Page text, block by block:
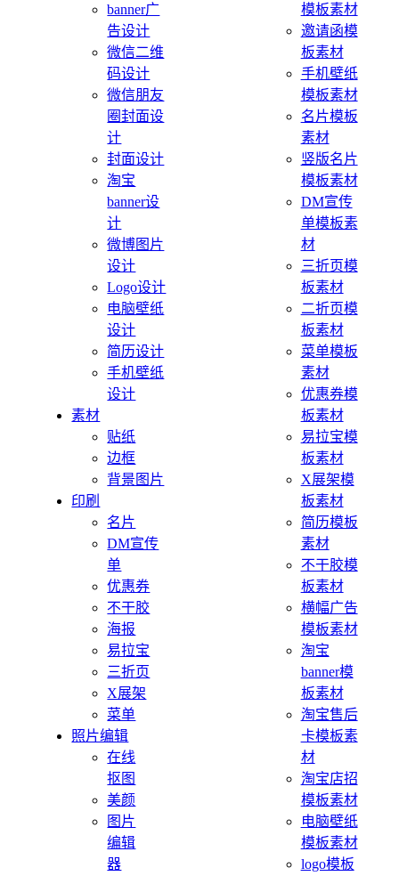
banner广
告设计
微信二维
码设计
微信朋友
圈封面设
计
封面设计
淘宝
banner设
计
微博图片
设计
Logo设计
电脑壁纸
设计
简历设计
手机壁纸
设计
素材
贴纸
边框
背景图片
印刷
名片
DM宣传
单
优惠券
不干胶
海报
易拉宝
三折页
X展架
菜单
照片编辑
在线
抠图
美颜
图片
编辑
器
模板素材
邀请函模
板素材
手机壁纸
模板素材
名片模板
素材
竖版名片
模板素材
DM宣传
单模板素
材
三折页模
板素材
二折页模
板素材
菜单模板
素材
优惠券模
板素材
易拉宝模
板素材
X展架模
板素材
简历模板
素材
不干胶模
板素材
横幅广告
模板素材
淘宝
banner模
板素材
淘宝售后
卡模板素
材
淘宝店招
模板素材
电脑壁纸
模板素材
logo模板